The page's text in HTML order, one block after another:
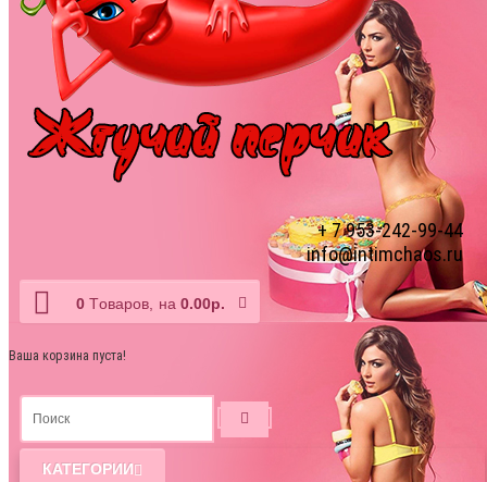
+ 7 953-242-99-44
info@intimchaos.ru
0 Tоваров, на 0.00р.
Ваша корзина пуста!
КАТЕГОРИИ